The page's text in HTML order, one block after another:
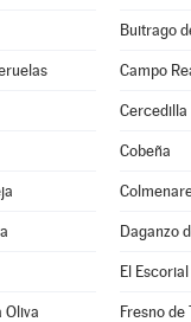
Buitrago
Campo
Cercedilla
Cobeña
Daganzo
El Escorial
Oliva Fresno de